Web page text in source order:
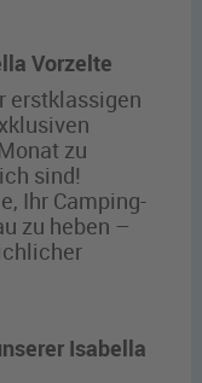
Vorzelte
erstklassigen
zu
sind!
Ihr Camping-
zu heben –
Isabella